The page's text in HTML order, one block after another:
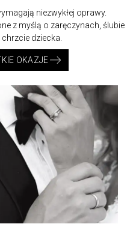
niezwykłej oprawy.
z myślą o zaręczynach, ślubie
dziecka.
OKAZJE